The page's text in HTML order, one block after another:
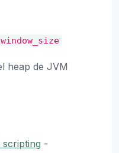
heap de JVM
scripting -